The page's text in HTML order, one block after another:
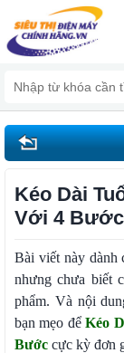
Kéo Dài
Với 4 Bước
Bài viết này dành
nhưng chưa biết
phẩm. Và nội
bạn mẹo đểKéo
Bước cực kỳ đơn